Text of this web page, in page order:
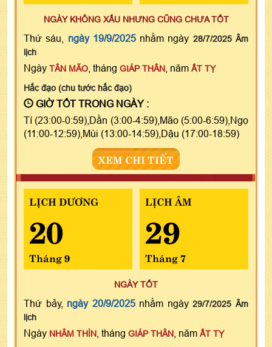
NGÀY KHÔNG XẤU NHƯNG CŨNG CHƯA TỐT
Thứ sáu, ngày 19/9/2025nhằm ngày 28/7/2025 Âm
lịch
Ngày TÂN MÃO , tháng GIÁP THÂN , năm ẤT TỴ
Hắc đạo (chu tước hắc đạo)
GIỜ TỐT TRONG NGÀY :
Tí (23:00-0:59),Dần (3:00-4:59),Mão (5:00-6:59),Ngọ
(11:00-12:59),Mùi (13:00-14:59),Dậu (17:00-18:59)
XEM CHI TIẾT
LỊCH DƯƠNG
20
Tháng 9
LỊCH ÂM
29
Tháng 7
NGÀY TỐT
Thứ bảy, ngày 20/9/2025nhằm ngày29/7/2025 Âm
lịch
Ngày NHÂM THÌN , tháng GIÁP THÂN , năm ẤT TỴ